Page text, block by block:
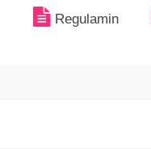
Regulamin